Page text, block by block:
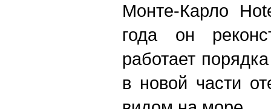
Монте-Карло
года он
работает
в новой части